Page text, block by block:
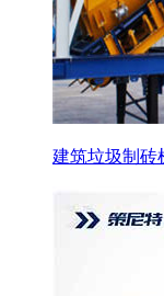
建筑垃圾制砖